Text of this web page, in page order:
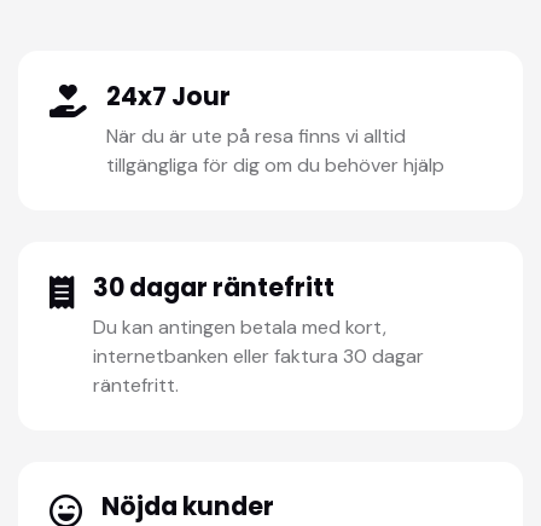
24x7 Jour
När du är ute på resa finns vi alltid
tillgängliga för dig om du behöver hjälp
30 dagar räntefritt
Du kan antingen betala med kort,
internetbanken eller faktura 30 dagar
räntefritt.
Nöjda kunder